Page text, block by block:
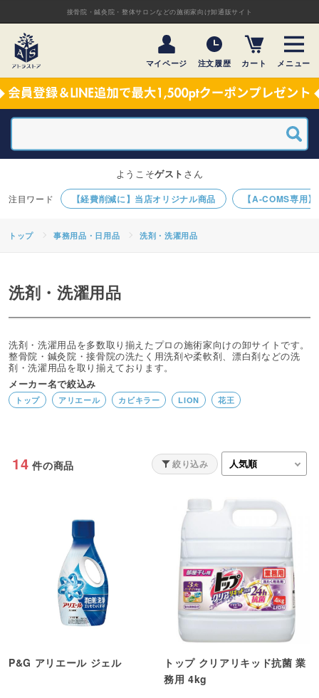
接骨院・鍼灸院・整体サロンなどの施術家向け卸通販サイト
マイページ 注文履歴 カート メニュー
【経費削減に】当店オリジナル商品 【A-COMS専用
ようこそゲスト さん
トップ 事務用品・日用品 洗剤・洗濯用品
洗剤・洗濯用品
洗剤・洗濯用品を多数取り揃えたプロの施術家向けの卸サイトです。
整骨院・鍼灸院・接骨院の洗たく用洗剤や柔軟剤、漂白剤などの洗
剤・洗濯用品を取り揃えております。
メーカー名で絞込み
トップ アリエール カビキラー LION 花王
14 件の商品 絞り込み
P&G アリエール ジェル
トップ クリアリキッド抗菌 業
務用 4kg